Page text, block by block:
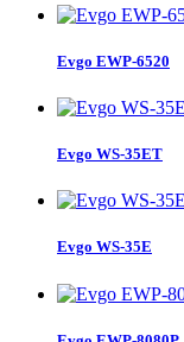
Evgo EWP-6520
Evgo WS-35ET
Evgo WS-35E